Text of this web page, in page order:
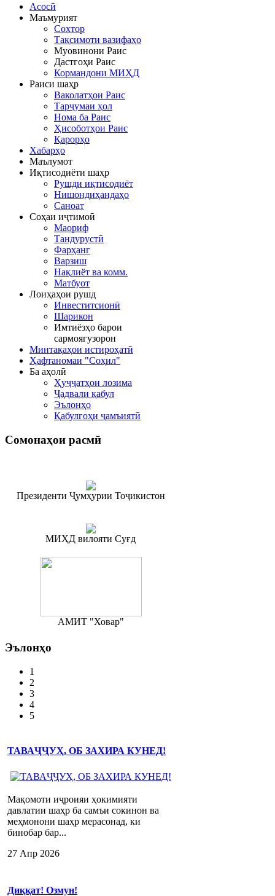
Асосӣ
Маъмурият
Сохтор
Тақсимоти вазифаҳо
Муовинони Раис
Дастгоҳи Раис
Кормандони МИҲД
Раиси шаҳр
Ваколатҳои Раис
Тарҷумаи ҳол
Нома ба Раис
Ҳисоботҳои Раис
Қарорҳо
Хабарҳо
Маълумот
Иқтисодиёти шаҳр
Рушди иқтисодиёт
Нишондиҳандаҳо
Саноат
Соҳаи иҷтимоӣ
Маориф
Тандурустӣ
Фарҳанг
Варзиш
Нақлиёт ва комм.
Матбуот
Лоиҳаҳои рушд
Инвеститсионӣ
Шарикон
Имтиёзҳо барои
сармоягузорон
Минтақаҳои истироҳатӣ
Ҳафтаномаи "Соҳил"
Ба аҳолӣ
Ҳуҷҷатҳои лозима
Ҷадвали қабул
Эълонҳо
Қабулгоҳи ҷамъиятӣ
Сомонаҳои расмӣ
Президенти Ҷумҳурии Тоҷикистон
МИҲД вилояти Суғд
АМИТ "Ховар"
Эълонҳо
1
2
3
4
5
ТАВАҶҶУҲ, ОБ ЗАХИРА КУНЕД!
Мақомоти иҷроияи ҳокимияти
давлатии шаҳр ба самъи сокинон ва
меҳмонони шаҳр мерасонад, ки
бинобар бар...
27 Апр 2026
Диққат! Озмун!